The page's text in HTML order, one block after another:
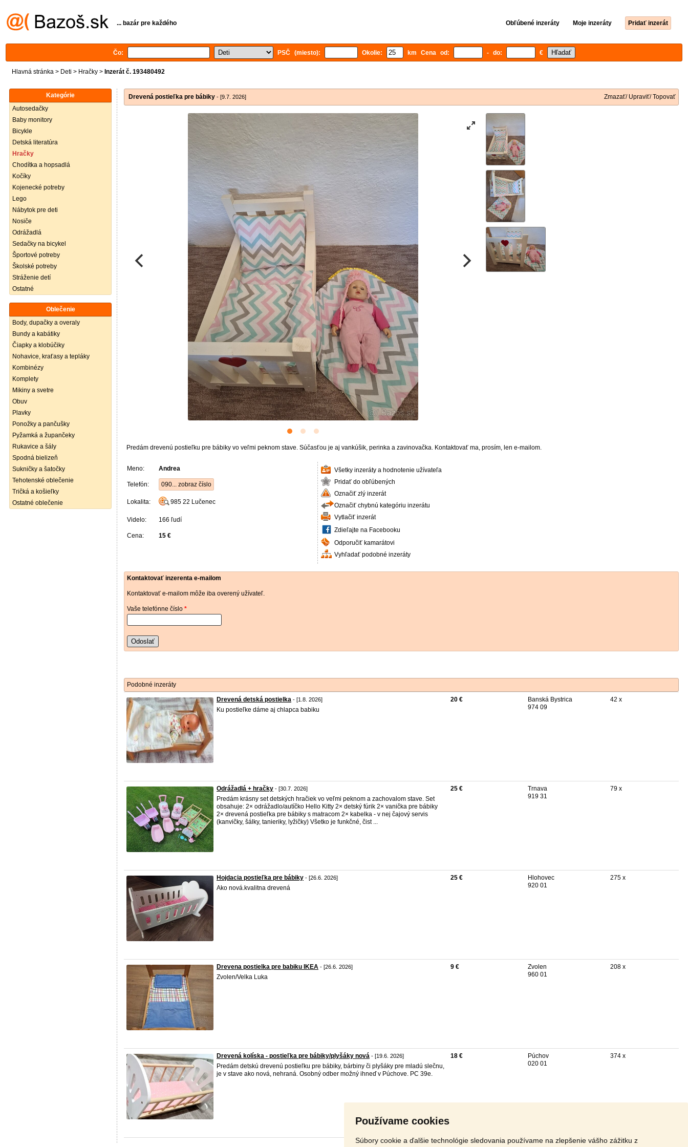
Používame cookies
Súbory cookie a ďalšie technológie sledovania používame na zlepšenie vášho zážitku z
... bazár pre každého Obľúbené inzeráty Moje inzeráty Pridať inzerát
Čo: PSČ (miesto): Okolie: km Cena od: - do: €
Hlavná stránka > Deti > Hračky > Inzerát č. 193480492
Kategórie
Autosedačky
Baby monitory
Bicykle
Detská literatúra
Hračky
Chodítka a hopsadlá
Kočíky
Kojenecké potreby
Lego
Nábytok pre deti
Nosiče
Odrážadlá
Sedačky na bicykel
Športové potreby
Školské potreby
Stráženie detí
Ostatné
Oblečenie
Body, dupačky a overaly
Bundy a kabátiky
Čiapky a klobúčiky
Nohavice, kraťasy a tepláky
Kombinézy
Komplety
Mikiny a svetre
Obuv
Plavky
Ponožky a pančušky
Pyžamká a župančeky
Rukavice a šály
Spodná bielizeň
Sukničky a šatočky
Tehotenské oblečenie
Tričká a košieľky
Ostatné oblečenie
Drevená postieľka pre bábiky - [9.7. 2026] Zmazať/ Upraviť/ Topovať
Predám drevenú postieľku pre bábiky vo veľmi peknom stave. Súčasťou je aj vankúšik, perinka a zavinovačka. Kontaktovať ma, prosím, len e-mailom.
Meno: Andrea
Telefón: 090... zobraz číslo
Lokalita: 985 22 Lučenec
Videlo: 166 ľudí
Cena: 15 €
Všetky inzeráty a hodnotenie užívateľa
Pridať do obľúbených
Označiť zlý inzerát
Označiť chybnú kategóriu inzerátu
Vytlačiť inzerát
Zdieľajte na Facebooku
Odporučiť kamarátovi
Vyhľadať podobné inzeráty
Kontaktovať inzerenta e-mailom
Kontaktovať e-mailom môže iba overený užívateľ.
Vaše telefónne číslo *
Odoslať
Podobné inzeráty
Drevená detská postielka - [1.8. 2026]
Ku postieľke dáme aj chlapca babiku
20 €
Banská Bystrica
974 09
42 x
Odrážadlá + hračky - [30.7. 2026]
Predám krásny set detských hračiek vo veľmi peknom a zachovalom stave. Set
obsahuje: 2× odrážadlo/autíčko Hello Kitty 2× detský fúrik 2× vanička pre bábiky
2× drevená postieľka pre bábiky s matracom 2× kabelka - v nej čajový servis
(kanvičky, šálky, tanieriky, lyžičky) Všetko je funkčné, čist ...
25 €
Trnava
919 31
79 x
Hojdacia postieľka pre bábiky - [26.6. 2026]
Ako nová.kvalitna drevená
25 €
Hlohovec
920 01
275 x
Drevena postielka pre babiku IKEA - [26.6. 2026]
Zvolen/Velka Luka
9 €
Zvolen
960 01
208 x
Drevená kolíska - postieľka pre bábiky/plyšáky nová - [19.6. 2026]
Predám detskú drevenú postieľku pre bábiky, bárbiny či plyšáky pre mladú slečnu,
je v stave ako nová, nehraná. Osobný odber možný ihneď v Púchove. PC 39e.
18 €
Púchov
020 01
374 x